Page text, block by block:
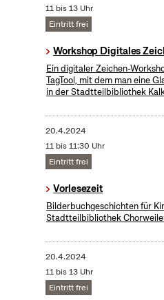
11 bis 13 Uhr
Eintritt frei
Workshop Digitales
Ein digitaler Zeichen-
TagTool, mit dem man eine
in der Stadtteilbibliothek
20.4.2024
11 bis 11:30 Uhr
Eintritt frei
Vorlesezeit
Bilderbuchgeschichten für
Stadtteilbibliothek
20.4.2024
11 bis 13 Uhr
Eintritt frei